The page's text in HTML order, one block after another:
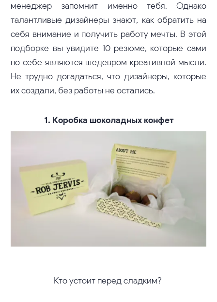
менеджер запомнит именно тебя. Однако
талантливые дизайнеры знают, как обратить на
себя внимание и получить работу мечты. В этой
подборке вы увидите 10 резюме, которые сами
по себе являются шедевром креативной мысли.
Не трудно догадаться, что дизайнеры, которые
их создали, без работы не остались.
1. Коробка шоколадных конфет
Кто устоит перед сладким?